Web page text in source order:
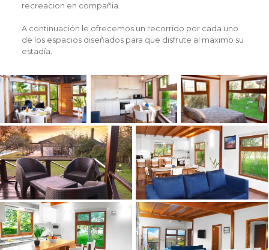
recreacion en compañia.
A continuación le ofrecemos un recorrido por cada uno
de los espacios diseñados para que disfrute al maximo su
estadía.